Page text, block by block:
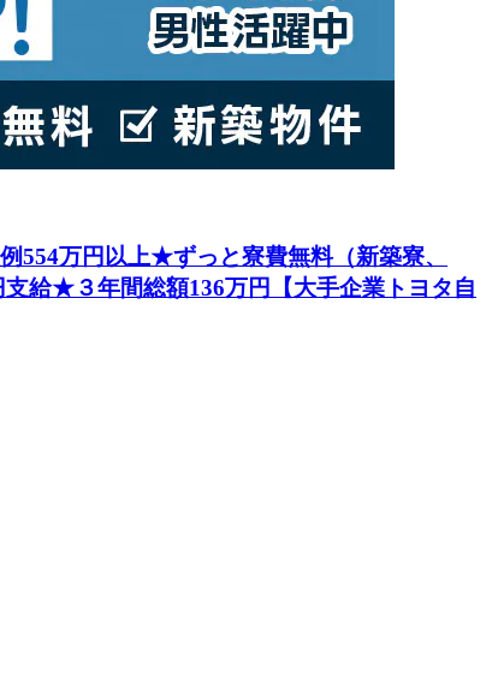
554万円以上★ずっと寮費無料（新築寮、
給★３年間総額136万円【大手企業トヨタ自